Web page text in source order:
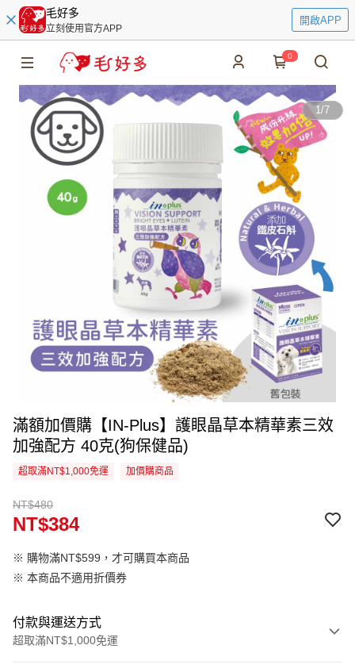
毛好多
立刻使用官方APP
開啟APP
0
1/7
滿額加價購【IN-Plus】護眼晶草本精華素三效
加強配方 40克(狗保健品)
超取滿NT$1,000免運 加價購商品
NT$480
NT$384
※ 購物滿NT$599，才可購買本商品
※ 本商品不適用折價券
付款與運送方式
超取滿NT$1,000免運